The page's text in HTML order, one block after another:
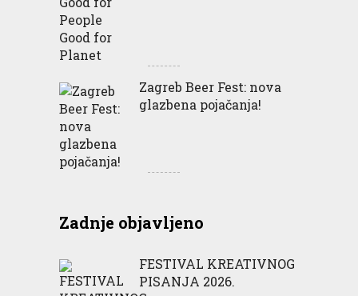
Zagreb Beer Fest: nova
glazbena pojačanja!
Zadnje objavljeno
FESTIVAL KREATIVNOG
PISANJA 2026.